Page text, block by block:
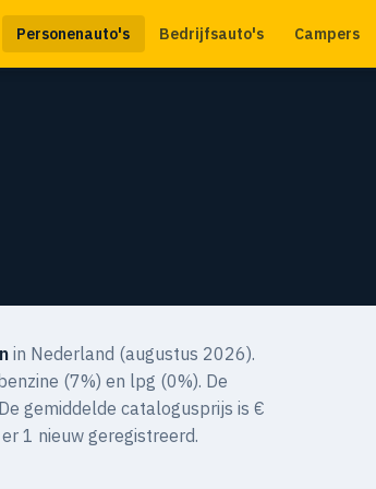
Personenauto's Bedrijfsauto's Campers
in Nederland (augustus 2026).
(7%) en lpg (0%). De
gemiddelde catalogusprijs is €
1 nieuw geregistreerd.